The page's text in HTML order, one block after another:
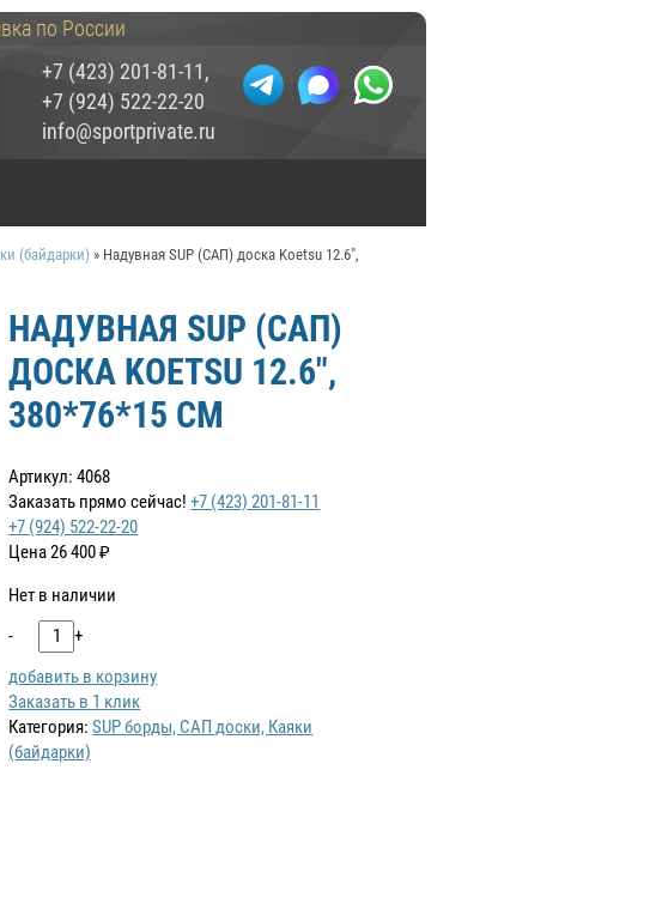
по России
+7 (423) 201-81-11,
+7 (924) 522-22-20
info@sportprivate.ru
(байдарки) » Надувная SUP (САП) доска Koetsu 12.6",
НАДУВНАЯ SUP (САП)
ДОСКА KOETSU 12.6",
380*76*15 СМ
Артикул: 4068
Заказать прямо сейчас! +7 (423) 201-81-11
+7 (924) 522-22-20
Цена26 400₽
Нет в наличии
-
+
добавить в корзину
Заказать в 1 клик
Категория:SUP борды, САП доски, Каяки
(байдарки)